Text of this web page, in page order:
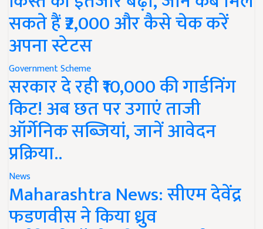
सकते हैं ₹2,000 और कैसे चेक करें
अपना स्टेटस
Government Scheme
सरकार दे रही ₹10,000 की गार्डनिंग
किट! अब छत पर उगाएं ताजी
ऑर्गेनिक सब्जियां, जानें आवेदन
प्रक्रिया..
News
Maharashtra News: सीएम देवेंद्र
फडणवीस ने किया ध्रुव